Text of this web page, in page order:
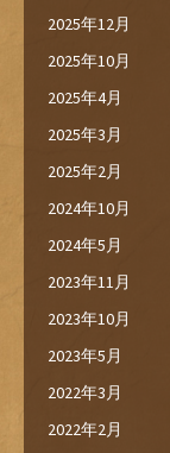
2025年12月
2025年10月
2025年4月
2025年3月
2025年2月
2024年10月
2024年5月
2023年11月
2023年10月
2023年5月
2022年3月
2022年2月